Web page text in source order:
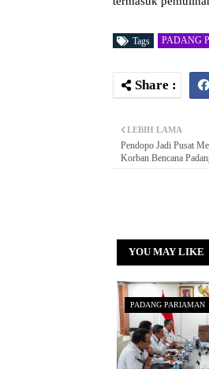
Tags PADANG
LEBIH LAMA
Pendopo Jadi Pusat
Korban Bencana
YOU MAY LIKE
PADANG PARIAMAN